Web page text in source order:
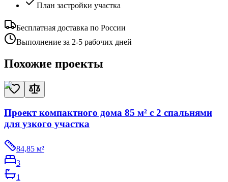
План застройки участка
Бесплатная доставка по России
Выполнение за 2-5 рабочих дней
Похожие проекты
Проект компактного дома 85 м² с 2 спальнями
для узкого участка
84,85 м²
3
1